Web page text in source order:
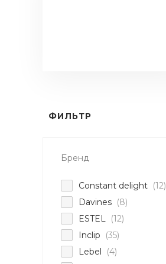
ФИЛЬТР
Бренд
Constant delight (12)
Davines (8)
ESTEL
(12)
Inclip
(35)
Lebel
(4)